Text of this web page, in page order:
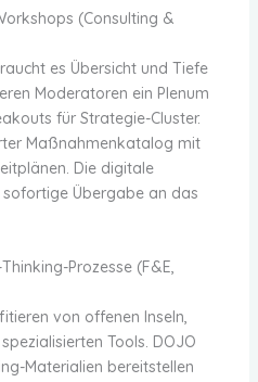
(Consulting &
es Übersicht und Tiefe
Moderatoren ein Plenum
für Strategie-Cluster.
Maßnahmenkatalog mit
Die digitale
Übergabe an das
Prozesse (F&E,
von offenen Inseln,
Tools. DOJO
Materialien bereitstellen